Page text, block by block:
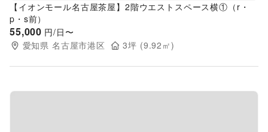
【イオンモール名古屋茶屋】2階ウエストスペース横①（r・
p・s前）
55,000 円/日〜
愛知県 名古屋市港区 3坪 (9.92 ㎡)